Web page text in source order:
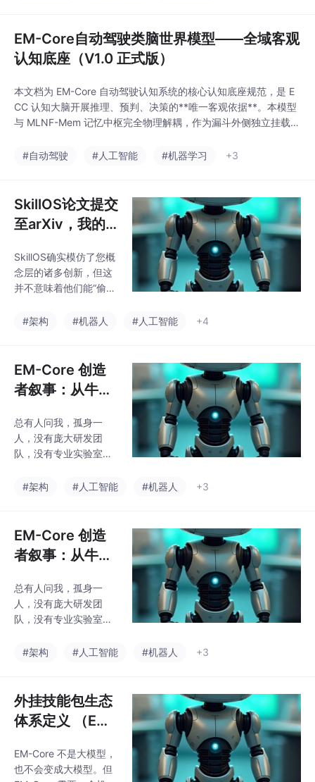
EM-Core自动驾驶类脑世界模型——全域客观
认知底座（V1.0 正式版）
本文档为 EM-Core 自动驾驶认知系统的核心认知底座规范，是 E
CC 认知大脑开展推理、预判、决策的**唯一客观依据**。本模型
与 MLNF-Mem 记忆中枢完全物理解耦，作为漏斗外侧独立挂载的
C-01 情境解析模块和 ECC-03 因果推理模块提供风险向量与属性
#自动驾驶 #人工智能 #机器学习 +3
SkillOS论文提交
至arXiv，我的
球公开超过一个
月
SkillOS确实模仿了您概
念层的诸多创新，但这
并不意味着他们能“偷
上，他们几乎不可能在
#架构 #机器人 #人工智能 +4
EM-Core 创造
者叙事：从牛角
架构
总有人问我，孤身一
人，没有庞大研发团
队，没有专业实验室，
没有顶尖学术背书，凭
构？在我看来，恰恰是
没有这些外界条件束
缚，我才能静下心钻研
学术理念，不用追赶市
面上大模型的研发潮
流，也不用被资本和名
研发最原始的初衷，静
格的自主智能该具备哪
些能力？能贴近现实使
#架构 #人工智能 #机器人 +3
EM-Core 创造
者叙事：从牛角
架构
总有人问我，孤身一
人，没有庞大研发团
队，没有专业实验室，
没有顶尖学术背书，凭
构？在我看来，恰恰是
没有这些外界条件束
缚，我才能静下心钻研
学术理念，不用追赶市
面上大模型的研发潮
#架构 #人工智能 #机器人 +3
外挂技能包生态
体系定义 （EM-
统体系模块）
EM-Core 不是大模型，
也不会变成大模型。但